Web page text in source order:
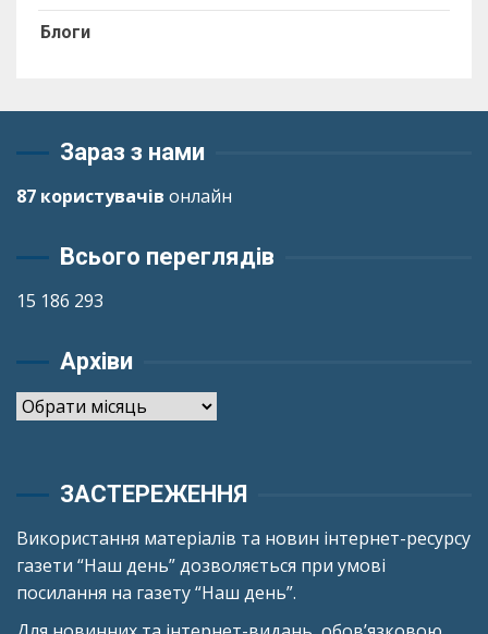
Блоги
Зараз з нами
87 користувачів онлайн
Всього переглядів
15 186 293
Архіви
Архіви
ЗАСТЕРЕЖЕННЯ
Використання матеріалів та новин інтернет-ресурсу
газети “Наш день” дозволяється при умові
посилання на газету “Наш день”.